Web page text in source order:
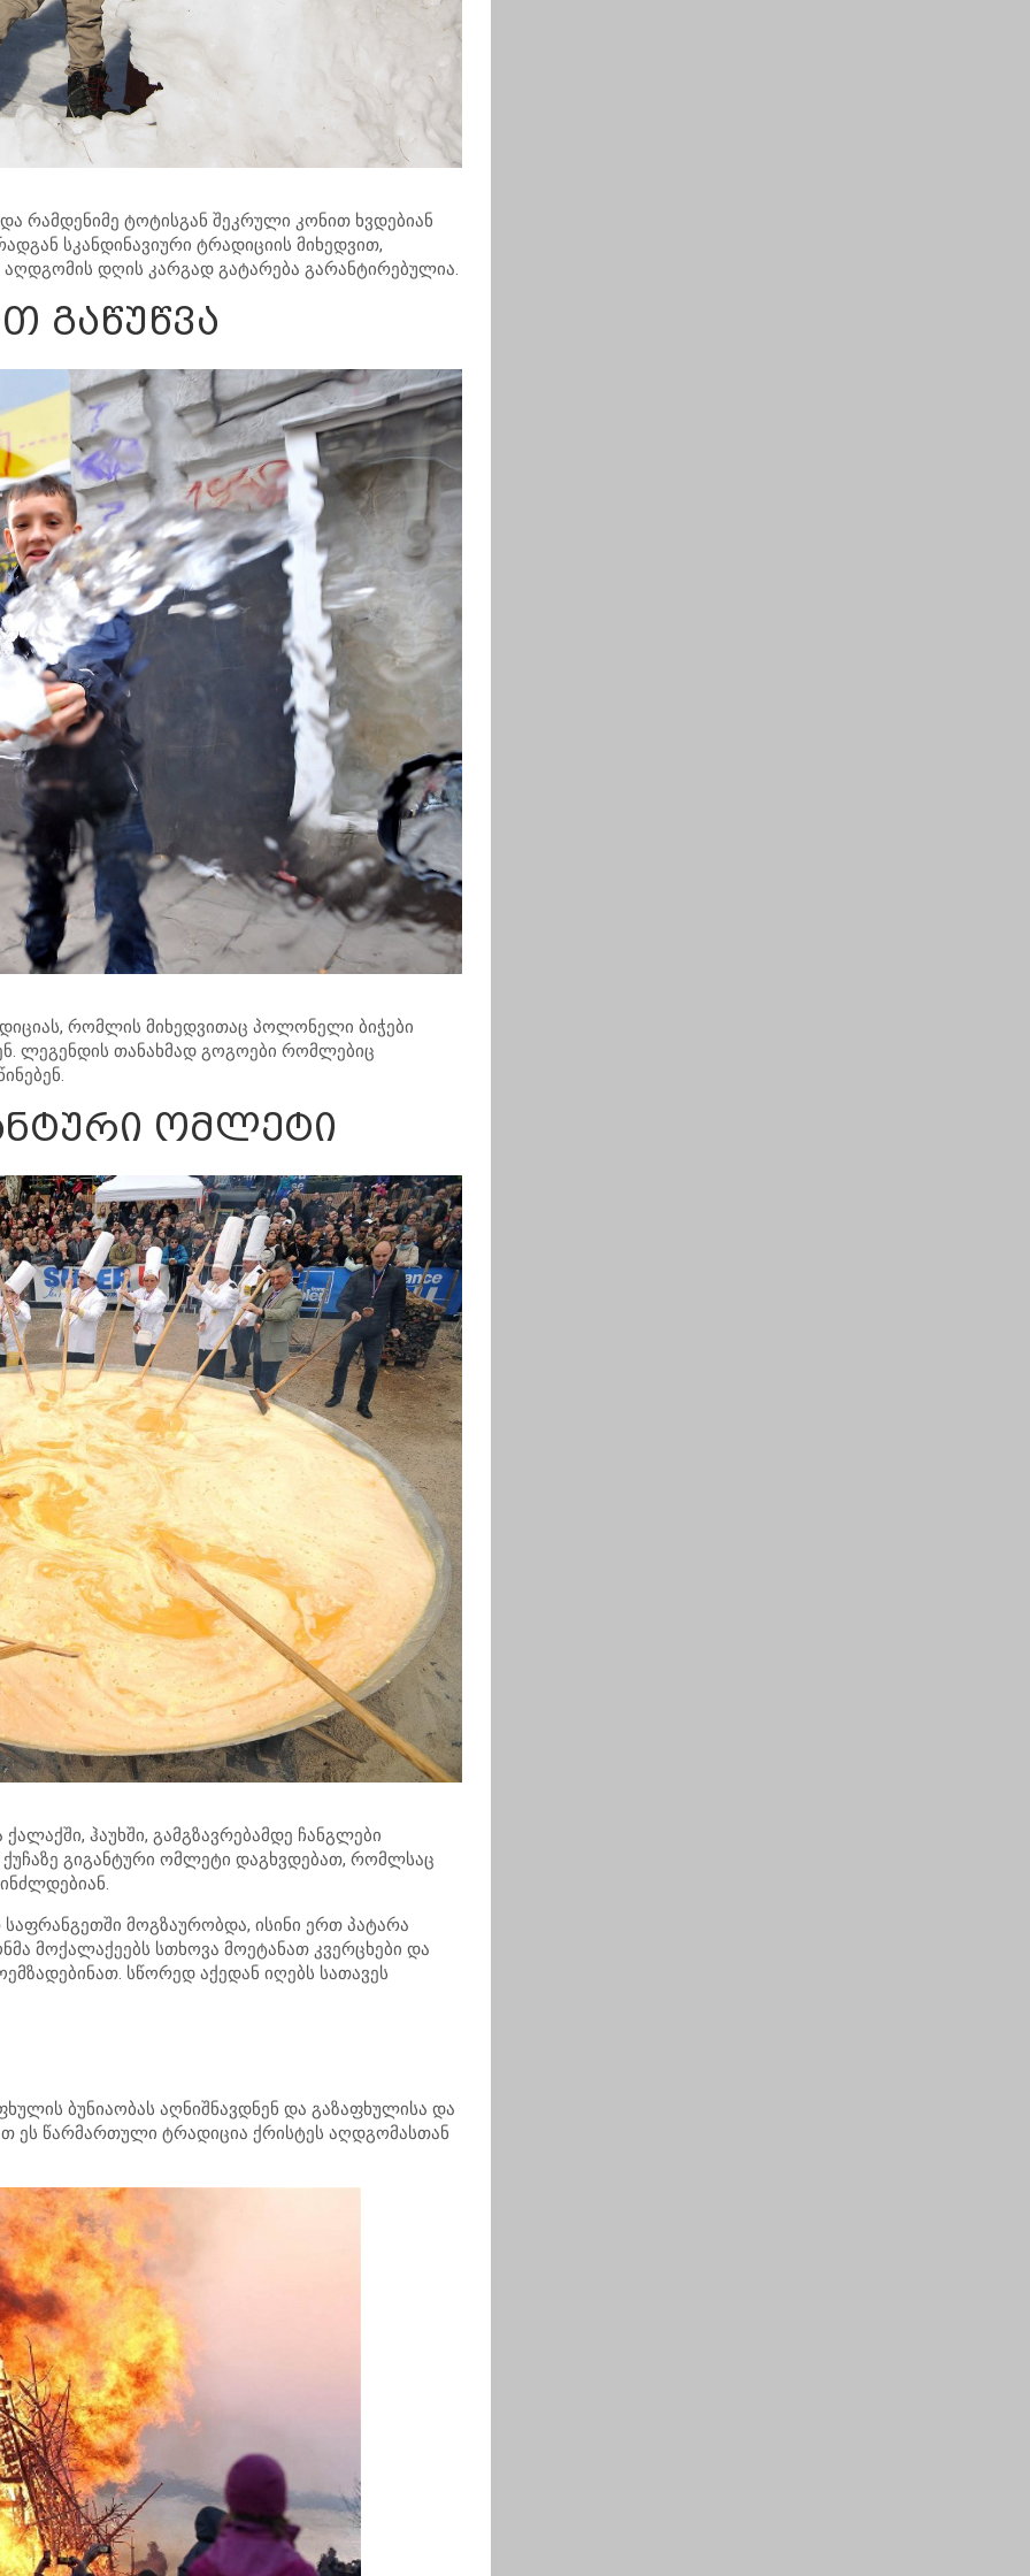
და რამდენიმე ტოტისგან შეკრული კონით ხვდებიან
სკანდინავიური ტრადიციის მიხედვით,
დღის კარგად გატარება გარანტირებულია.
გაწუწვა
რომლის მიხედვითაც პოლონელი ბიჭები
ლეგენდის თანახმად გოგოები რომლებიც
ომლეტი
ჰაუხში, გამგზავრებამდე ჩანგლები
გიგანტური ომლეტი დაგხვდებათ, რომლსაც
მოგზაურობდა, ისინი ერთ პატარა
მოქალაქეებს სთხოვა მოეტანათ კვერცხები და
სწორედ აქედან იღებს სათავეს
ბუნიაობას აღნიშნავდნენ და გაზაფხულისა და
ეს წარმართული ტრადიცია ქრისტეს აღდგომასთან